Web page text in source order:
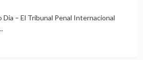
Dia – El Tribunal Penal Internacional